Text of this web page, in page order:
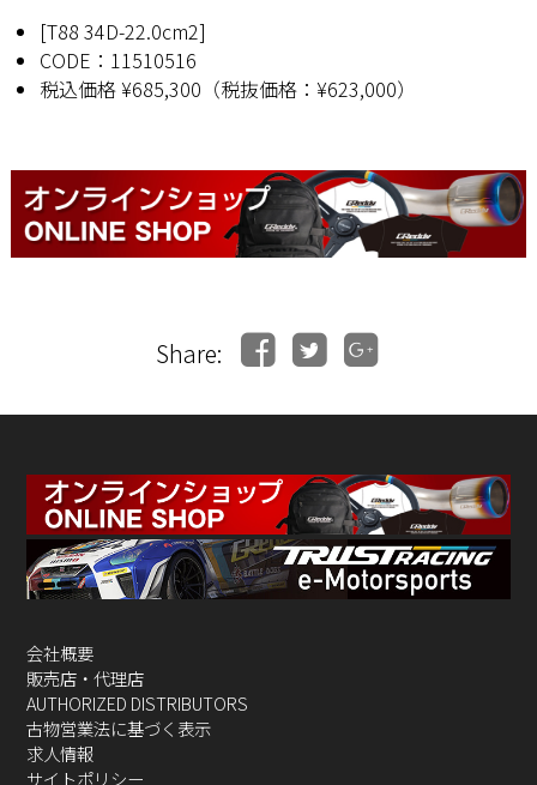
[T88 34D-22.0cm2]
CODE：11510516
税込価格 ¥685,300（税抜価格：¥623,000）
Share:
会社概要
販売店・代理店
AUTHORIZED DISTRIBUTORS
古物営業法に基づく表示
求人情報
サイトポリシー